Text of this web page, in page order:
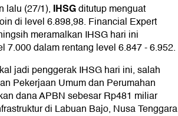
lalu (27/1), IHSGditutup menguat
di level 6.898,98. Financial Expert
meramalkan IHSG hari ini
7.000 dalam rentang level 6.847 - 6.952.
jadi penggerak IHSG hari ini, salah
Pekerjaan Umum dan Perumahan
dana APBN sebesar Rp481 miliar
di Labuan Bajo, Nusa Tenggara